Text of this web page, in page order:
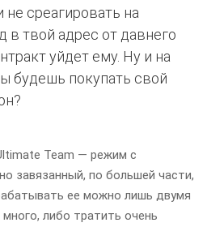
не среагировать на
в твой адрес от давнего
уйдет ему. Ну и на
будешь покупать свой
Team — режим с
завязанный, по большей части,
ее можно лишь двумя
либо тратить очень